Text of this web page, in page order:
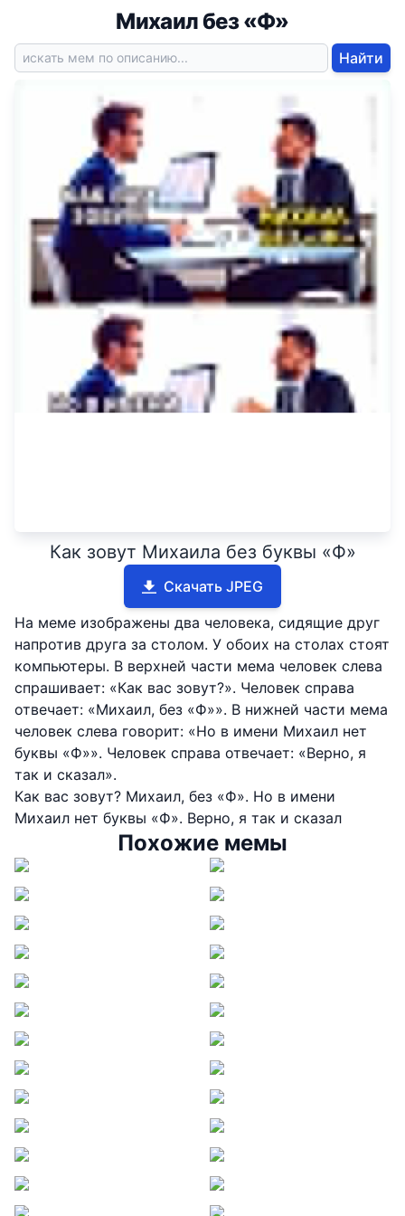
Михаил без «Ф»
Найти
Как зовут Михаила без буквы «Ф»
Скачать JPEG
На меме изображены два человека, сидящие друг
напротив друга за столом. У обоих на столах стоят
компьютеры. В верхней части мема человек слева
спрашивает: «Как вас зовут?». Человек справа
отвечает: «Михаил, без «Ф»». В нижней части мема
человек слева говорит: «Но в имени Михаил нет
буквы «Ф»». Человек справа отвечает: «Верно, я
так и сказал».
Как вас зовут? Михаил, без «Ф». Но в имени
Михаил нет буквы «Ф». Верно, я так и сказал
Похожие мемы